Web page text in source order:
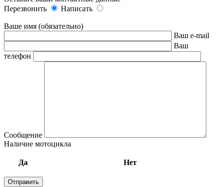
Перезвонить
Написать
Ваше имя (обязательно)
Ваш e-mail
Ваш
телефон
Сообщение
Наличие мотоцикла
Да Нет